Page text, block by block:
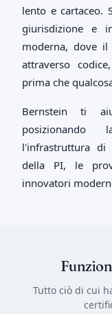
lento e cartaceo.
giurisdizione e
moderna, dove il
attraverso
prima che
Bernstein ti
posizionando
l'infrastruttura di
della PI, le
innovatori
Tutto ciò di cui